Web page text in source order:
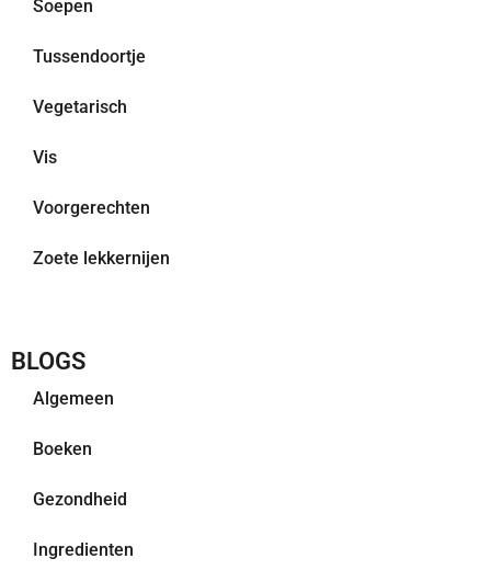
Soepen
Tussendoortje
Vegetarisch
Vis
Voorgerechten
Zoete lekkernijen
BLOGS
Algemeen
Boeken
Gezondheid
Ingredienten